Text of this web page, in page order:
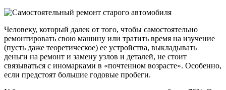
Человеку, который далек от того, чтобы самостоятельно
ремонтировать свою машину или тратить время на изучение
(пусть даже теоретическое) ее устройства, выкладывать
деньги на ремонт и замену узлов и деталей, не стоит
связываться с иномарками в «почтенном возрасте». Особенно,
если предстоят большие годовые пробеги.